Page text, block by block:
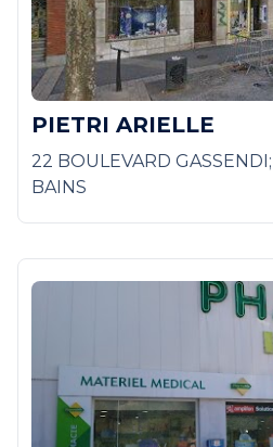
PIETRI ARIELLE
22 BOULEVARD
BAINS